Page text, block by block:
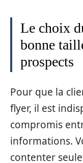
Le choix
bonne
prospects
Pour que la
flyer, il est
compromis
informations.
contenter